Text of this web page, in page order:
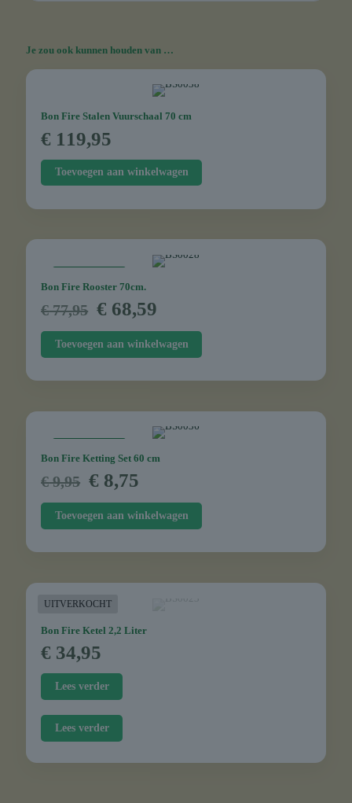
Je zou ook kunnen houden van …
Bon Fire Stalen Vuurschaal 70 cm
€ 119,95
Toevoegen aan winkelwagen
Bon Fire Rooster 70cm.
€77,95 Oorspronkelijke
prijs
was:
€ 77,95.
€ 68,59
is:
€ 68,59.
Toevoegen aan winkelwagen
Bon Fire Ketting Set 60 cm
€9,95 Oorspronkelijke
prijs
was:
€ 9,95.
€ 8,75
is:
€ 8,75.
Toevoegen aan winkelwagen
UITVERKOCHT
Bon Fire Ketel 2,2 Liter
€ 34,95
Lees verder
Lees verder